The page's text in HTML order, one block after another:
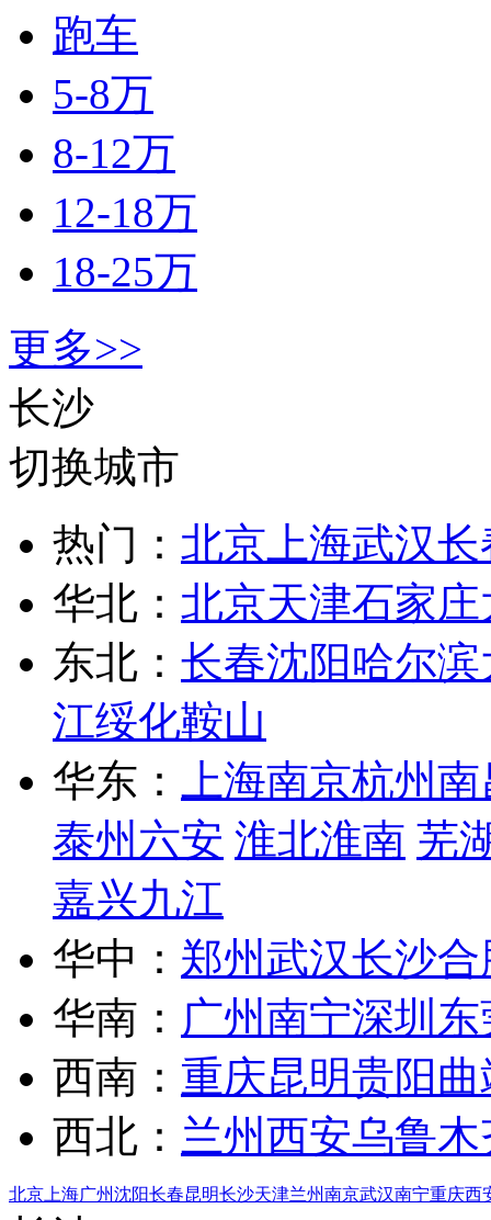
跑车
5-8万
8-12万
12-18万
18-25万
更多>>
长沙
切换城市
热门： 北京 上海武汉长
华北： 北京天津石家庄
东北： 长春沈阳哈尔滨
江绥化鞍山
华东：
上海南京杭州南
泰州 六安 淮北淮南 芜
嘉兴九江
华中： 郑州 武汉长沙合
华南： 广州南宁深圳 东
西南： 重庆昆明贵阳曲
西北： 兰州西安乌鲁木
北京 上海广州沈阳长春昆明长沙天津兰州南京武汉南宁重庆西